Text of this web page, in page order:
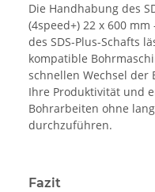
Die Handhabung des
(4speed+) 22 x 600
des SDS-Plus-Schafts
kompatible
schnellen Wechsel der
Ihre Produktivität und
Bohrarbeiten ohne
durchzuführen.
Fazit